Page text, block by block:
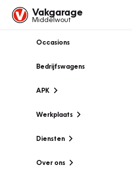
Vakgarage
Middelwout
Occasions
Bedrijfswagens
APK
Werkplaats
Diensten
Over ons